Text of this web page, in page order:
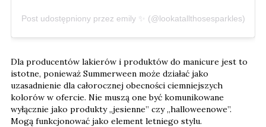
Post udostępniony przez emily ✨ (@lookatallthosesparkles)
Dla producentów lakierów i produktów do manicure jest to
istotne, ponieważ Summerween może działać jako
uzasadnienie dla całorocznej obecności ciemniejszych
kolorów w ofercie. Nie muszą one być komunikowane
wyłącznie jako produkty „jesienne” czy „halloweenowe”.
Mogą funkcjonować jako element letniego stylu.